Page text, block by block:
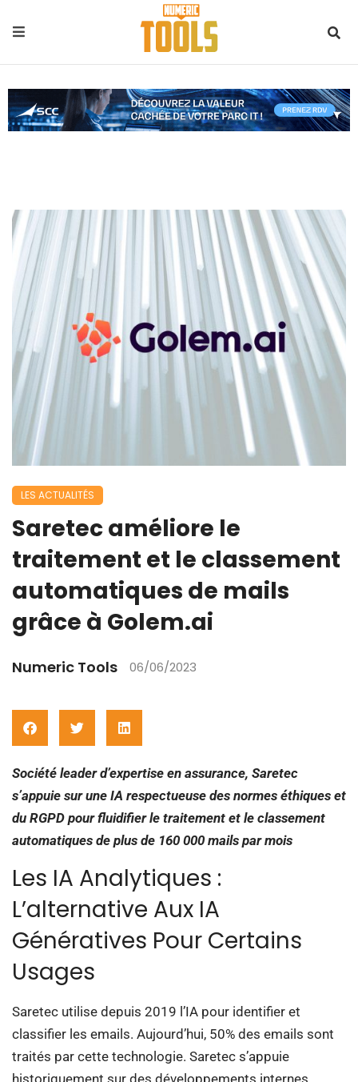
LES ACTUALITÉS
Saretec améliore le
traitement et le classement
automatiques de mails
grâce à Golem.ai
Numeric Tools 06/06/2023
Société leader d’expertise en assurance, Saretec
s’appuie sur une IA respectueuse des normes éthiques et
du RGPD pour fluidifier le traitement et le classement
automatiques de plus de 160 000 mails par mois
Les IA Analytiques :
L’alternative Aux IA
Génératives Pour Certains
Usages
Saretec utilise depuis 2019 l’IA pour identifier et
classifier les emails. Aujourd’hui, 50% des emails sont
traités par cette technologie. Saretec s’appuie